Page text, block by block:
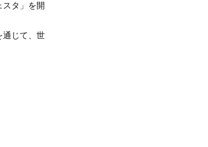
タ」を開
通じて、世